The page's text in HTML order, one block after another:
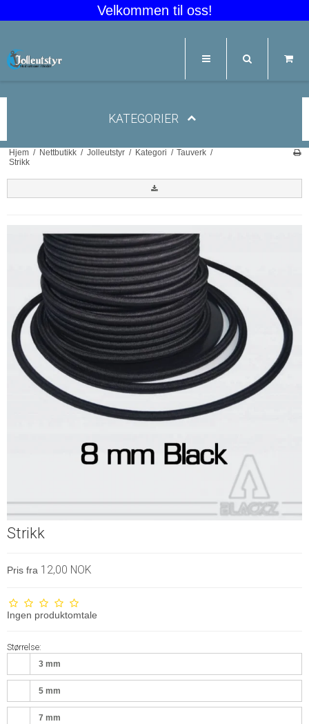
Velkommen til oss!
KATEGORIER
Hjem / Nettbutikk / Jolleutstyr / Kategori / Tauverk /
Strikk
Strikk
Pris fra 12,00 NOK
Ingen produktomtale
Størrelse:
3 mm
5 mm
7 mm